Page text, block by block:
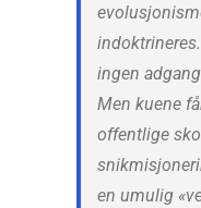
ingen
Men kuene
offentlige
en umulig